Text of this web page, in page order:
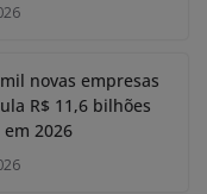
novas empresas
R$ 11,6 bilhões
2026